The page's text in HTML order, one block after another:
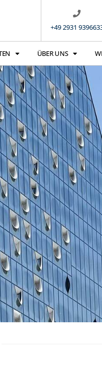
+49 2931
ÜBER UNS